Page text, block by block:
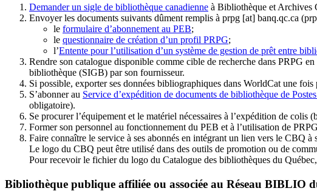
Demander un sigle de bibliothèque canadienne à Bibliothèque et Archives
Envoyer les documents suivants dûment remplis à prpg [at] banq.qc.ca
le formulaire d’abonnement au PEB;
le questionnaire de création d’un profil PRPG;
l’Entente pour l’utilisation d’un système de gestion de prêt entre
Rendre son catalogue disponible comme cible de recherche dans PRPG
bibliothèque (SIGB) par son fournisseur.
Si possible, exporter ses données bibliographiques dans WorldCat une fois
S’abonner au Service d’expédition de documents de bibliothèque de
obligatoire).
Se procurer l’équipement et le matériel nécessaires à l’expédition de colis
Former son personnel au fonctionnement du PEB et à l’utilisation de
Faire connaître le service à ses abonnés en intégrant un lien vers le CBQ
Le logo du CBQ peut être utilisé dans des outils de promotion ou de
Pour recevoir le fichier du logo du Catalogue des bibliothèques du
Bibliothèque publique affiliée ou associée au Réseau BIBLIO